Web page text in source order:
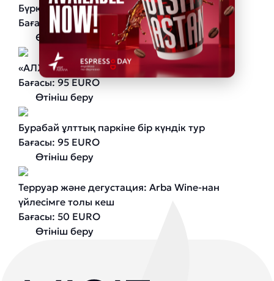
Бүркітші үйіне тур
Бағасы: 93 EURO
Өтініш беру
«АЛЖИР» мемориалдық кешеніне тур
Бағасы: 95 EURO
Өтініш беру
Бурабай ұлттық паркіне бір күндік тур
Бағасы: 95 EURO
Өтініш беру
Терруар және дегустация: Arba Wine-нан
үйлесімге толы кеш
Бағасы: 50 EURO
Өтініш беру